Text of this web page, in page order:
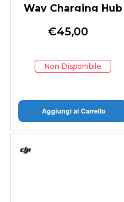
Way Charging Hub
€45,00
Non Disponibile
Aggiungi al Carrello